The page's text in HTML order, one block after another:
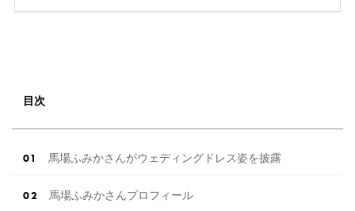
目次
馬場ふみかさんがウェディングドレス姿を披露
馬場ふみかさんプロフィール